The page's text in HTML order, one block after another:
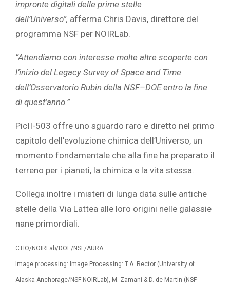
impronte digitali delle prime stelle
dell’Universo”, afferma Chris Davis, direttore del
programma NSF per NOIRLab.
“Attendiamo con interesse molte altre scoperte con
l’inizio del Legacy Survey of Space and Time
dell’Osservatorio Rubin della NSF–DOE entro la fine
di quest’anno.”
PicII-503 offre uno sguardo raro e diretto nel primo
capitolo dell’evoluzione chimica dell’Universo, un
momento fondamentale che alla fine ha preparato il
terreno per i pianeti, la chimica e la vita stessa.
Collega inoltre i misteri di lunga data sulle antiche
stelle della Via Lattea alle loro origini nelle galassie
nane primordiali.
CTIO/NOIRLab/DOE/NSF/AURA
Image processing: Image Processing: T.A. Rector (University of
Alaska Anchorage/NSF NOIRLab), M. Zamani & D. de Martin (NSF